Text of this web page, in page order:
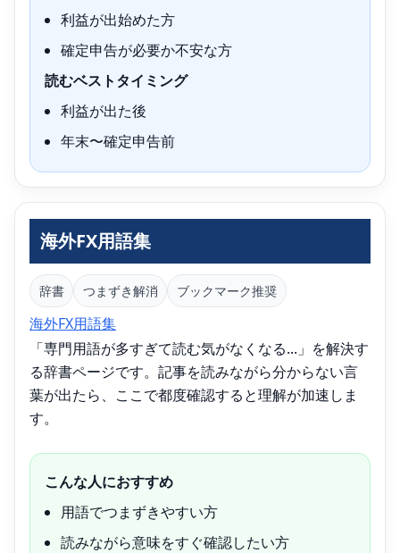
利益が出始めた方
確定申告が必要か不安な方
読むベストタイミング
利益が出た後
年末〜確定申告前
海外FX用語集
辞書 つまずき解消 ブックマーク推奨
海外FX用語集
「専門用語が多すぎて読む気がなくなる...」を解決す
る辞書ページです。記事を読みながら分からない言
葉が出たら、ここで都度確認すると理解が加速しま
す。
こんな人におすすめ
用語でつまずきやすい方
読みながら意味をすぐ確認したい方